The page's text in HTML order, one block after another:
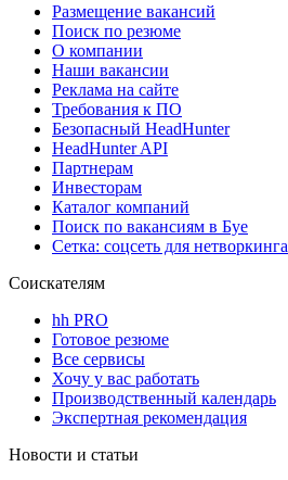
Размещение вакансий
Поиск по резюме
О компании
Наши вакансии
Реклама на сайте
Требования к ПО
Безопасный HeadHunter
HeadHunter API
Партнерам
Инвесторам
Каталог компаний
Поиск по вакансиям в Буе
Сетка: соцсеть для нетворкинга
Соискателям
hh PRO
Готовое резюме
Все сервисы
Хочу у вас работать
Производственный календарь
Экспертная рекомендация
Новости и статьи